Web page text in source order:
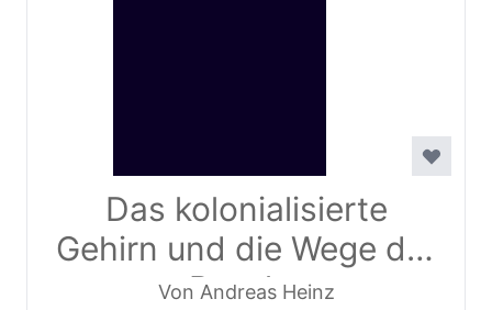
Das kolonialisierte
Gehirn und die Wege der
Revolte
Von Andreas Heinz